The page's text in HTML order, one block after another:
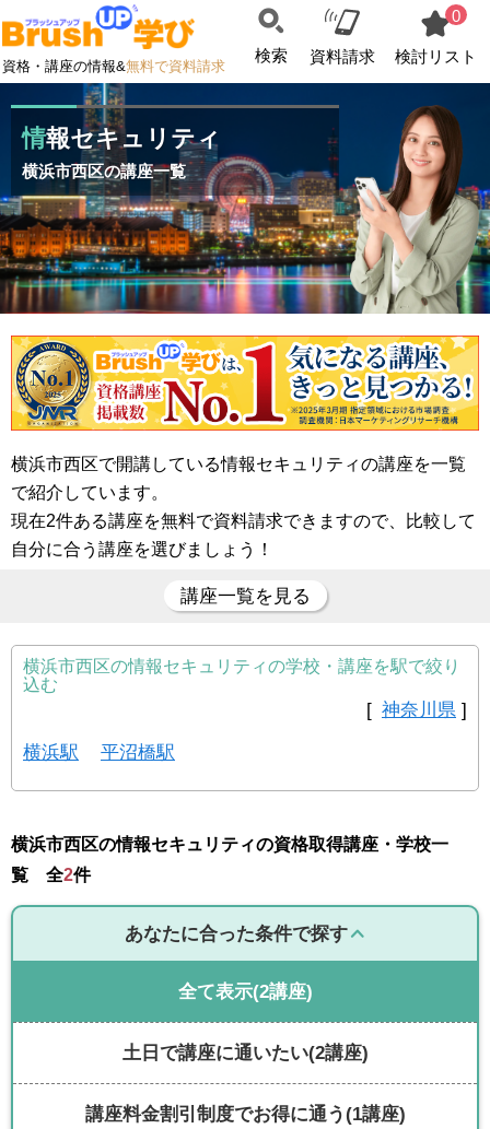
資格・講座の情報&無料で資料請求
検索 資料請求
0
検討リスト
情報セキュリティ
横浜市西区の講座一覧
横浜市西区で開講している情報セキュリティの講座を一覧
で紹介しています。
現在2件ある講座を無料で資料請求できますので、比較して
自分に合う講座を選びましょう！
講座一覧を見る
横浜市西区の情報セキュリティの学校・講座を駅で絞り
込む
[ 神奈川県 ]
横浜駅 平沼橋駅
横浜市西区の情報セキュリティの資格取得講座・学校一
覧 全2件
あなたに合った条件で探す
全て表示(2講座)
土日で講座に通いたい(2講座)
講座料金割引制度でお得に通う(1講座)